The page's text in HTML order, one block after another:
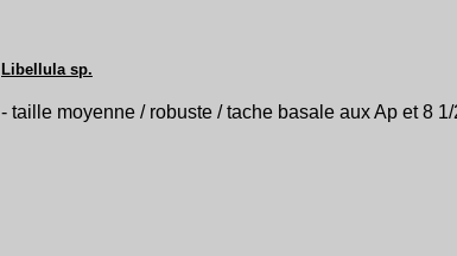
Libellula sp.
- taille moyenne / robuste / tache basale aux Ap et 8